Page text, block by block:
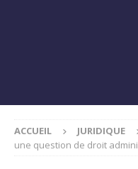
ACCUEIL JURIDIQUE
une question de droit